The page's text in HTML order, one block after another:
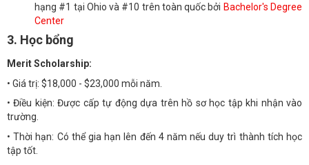
hạng #1 tại Ohio và #10 trên toàn quốc bởi Bachelor's Degree
Center
3. Học bổng
Merit Scholarship:
• Giá trị: $18,000 - $23,000 mỗi năm.
• Điều kiện: Được cấp tự động dựa trên hồ sơ học tập khi nhận vào
trường.
• Thời hạn: Có thể gia hạn lên đến 4 năm nếu duy trì thành tích học
tập tốt.